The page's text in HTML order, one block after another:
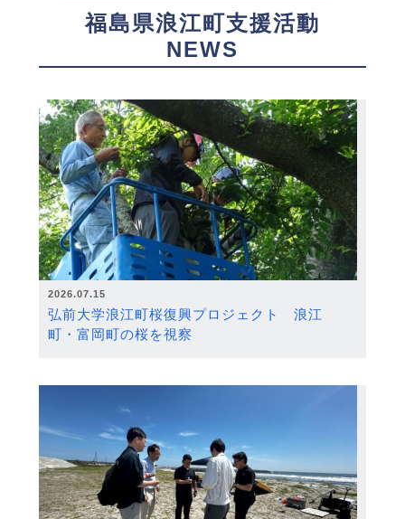
福島県浪江町支援活動
NEWS
2026.07.15
弘前大学浪江町桜復興プロジェクト 浪江
町・富岡町の桜を視察